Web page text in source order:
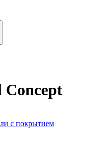
Concept
с покрытием